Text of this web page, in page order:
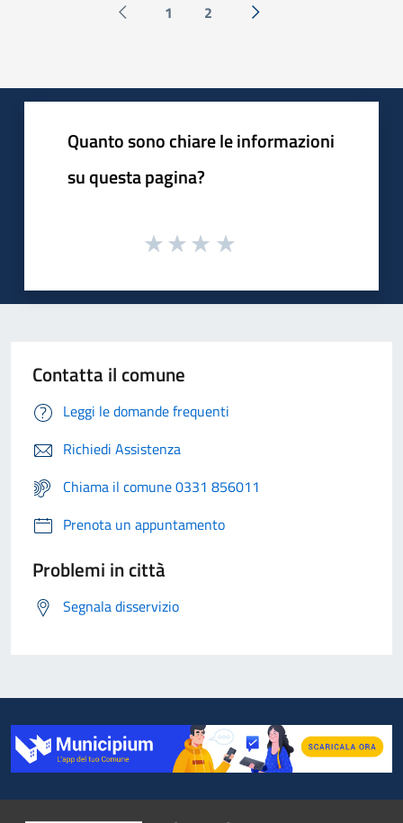
Pagina precedente
1 2 Successiva »
Quanto sono chiare le informazioni
su questa pagina?
Contatta il comune
Leggi le domande frequenti
Richiedi Assistenza
Chiama il comune 0331 856011
Prenota un appuntamento
Problemi in città
Segnala disservizio